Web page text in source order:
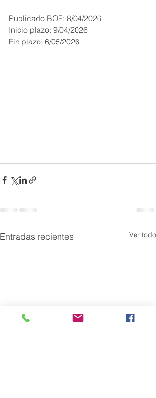
Publicado BOE: 8/04/2026
Inicio plazo: 9/04/2026
Fin plazo: 6/05/2026
Entradas recientes Ver todo